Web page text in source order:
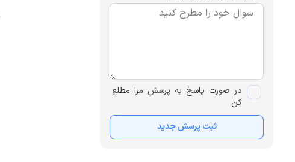
در صورت پاسخ به پرسش مرا مطلع
کن
ثبت پرسش جدید